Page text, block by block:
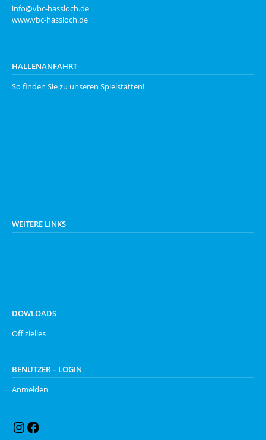
info@vbc-hassloch.de
www.vbc-hassloch.de
HALLENANFAHRT
So finden Sie zu unseren Spielstätten!
WEITERE LINKS
DOWLOADS
Offizielles
BENUTZER – LOGIN
Anmelden
Instagram
Facebook